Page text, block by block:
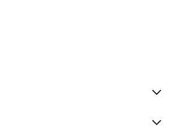
armazenálo em local
ser congelado, mantendo